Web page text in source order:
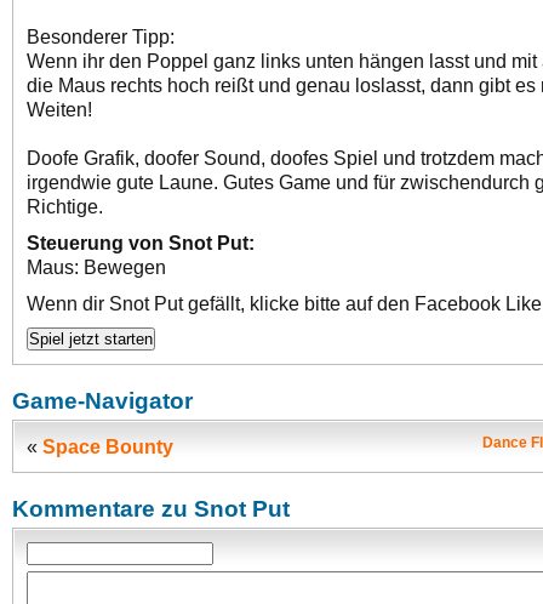
Besonderer Tipp:
Wenn ihr den Poppel ganz links unten hängen lasst und mit
die Maus rechts hoch reißt und genau loslasst, dann gibt es
Weiten!
Doofe Grafik, doofer Sound, doofes Spiel und trotzdem
irgendwie gute Laune. Gutes Game und für zwischendurch
Richtige.
Steuerung von Snot Put:
Maus: Bewegen
Wenn dir Snot Put gefällt, klicke bitte auf den Facebook
Game-Navigator
Dance
« Space Bounty
Kommentare zu Snot Put